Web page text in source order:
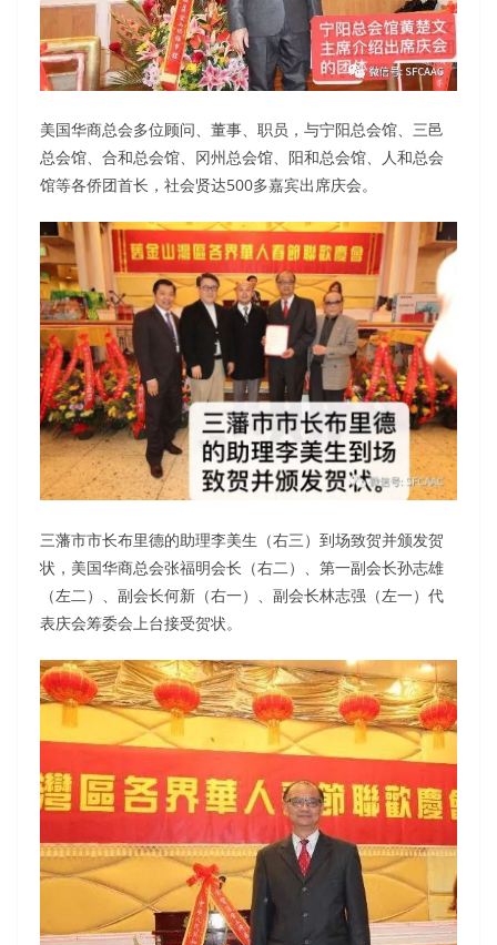
美国华商总会多位顾问、董事、职员，与宁阳总会馆、三邑
总会馆、合和总会馆、冈州总会馆、阳和总会馆、人和总会
馆等各侨团首长，社会贤达500多嘉宾出席庆会。
三藩市市长布里德的助理李美生（右三）到场致贺并颁发贺
状，美国华商总会张福明会长（右二）、第一副会长孙志雄
（左二）、副会长何新（右一）、副会长林志强（左一）代
表庆会筹委会上台接受贺状。